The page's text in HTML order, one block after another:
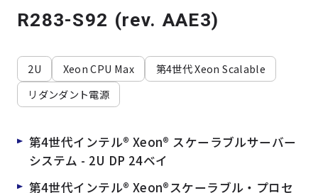
よくある質問
採用情報
サポート
会社案内
R283-S92 (rev. AAE3)
2U Xeon CPU Max
第4世代 Xeon Scalable
リダンダント電源
第4世代インテル® Xeon® スケーラブルサーバー
システム - 2U DP 24ベイ
第4世代インテル® Xeon®スケーラブル・プロセ